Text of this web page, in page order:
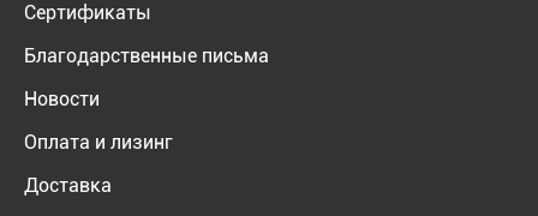
Сертификаты
Благодарственные письма
Новости
Оплата и лизинг
Доставка